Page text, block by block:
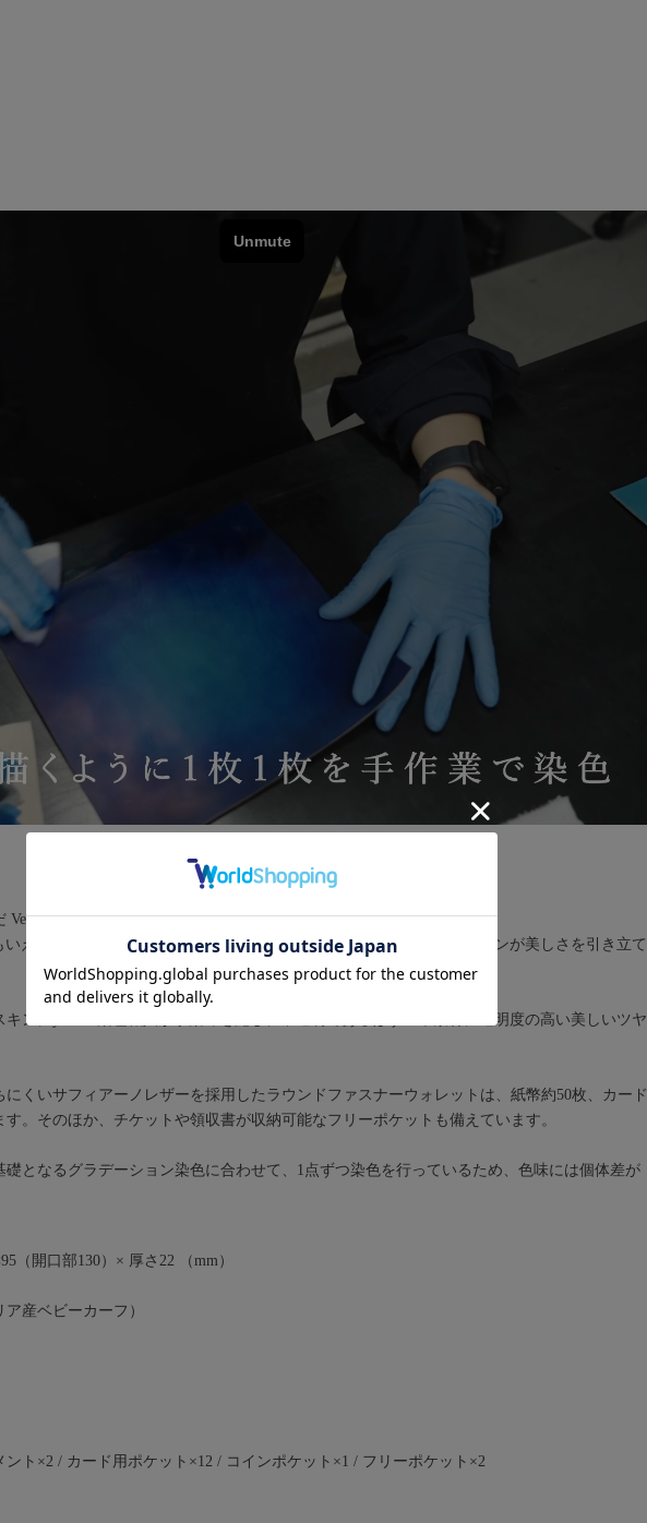
Veratula シリーズ。
いえる独自の染色技術により、透明感と深みを兼ね備えたグラデーションが美しさを引き立て
キンにyuhaku染色職人が手染めを施し、不透明であるはずの革素材に透明度の高い美しいツヤ
にくいサフィアーノレザーを採用したラウンドファスナーウォレットは、紙幣約50枚、カード
す。そのほか、チケットや領収書が収納可能なフリーポケットも備えています。
礎となるグラデーション染色に合わせて、1点ずつ染色を行っているため、色味には個体差が
（開口部130）× 厚さ22 （mm）
産ベビーカーフ）
ント×2 / カード用ポケット×12 / コインポケット×1 / フリーポケット×2